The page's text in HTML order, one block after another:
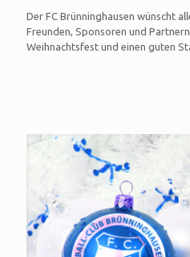
Der FC Brünninghausen wünscht
Freunden, Sponsoren und
Weihnachtsfest und einen guten